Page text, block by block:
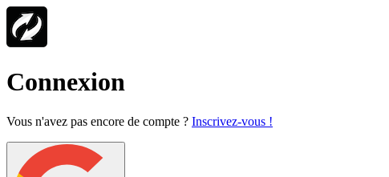
Connexion
Vous n'avez pas encore de compte ? Inscrivez-vous !